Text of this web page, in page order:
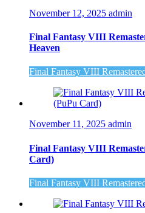
November 12, 2025 admin
Final Fantasy VIII
Heaven
Final Fantasy VIII
November 11, 2025 admin
Final Fantasy VIII
Card)
Final Fantasy VIII